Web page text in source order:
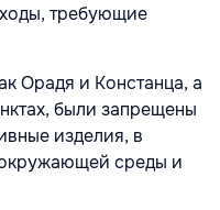
требующие
Орадя и Констанца, а
были запрещены
изделия, в
среды и